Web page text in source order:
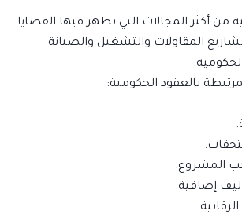
من أكثر المجالات التي تظهر فيها القضايا
المقاولات والتشغيل والصيانة
بالعقود الحكومية:
المشروع.
إضافية.